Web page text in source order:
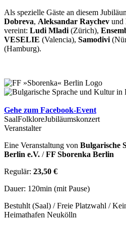
Als spezielle Gäste an diesem
Dobreva, Aleksandar Raychev und
vereint: Ludi Mladi (Zürich),
VESELIE (Valencia), Samodivi
(Hamburg).
Gehe zum Facebook-Event
SaalFolkloreJubiläumskonzert
Veranstalter
Eine Veranstaltung von Bulgarische
Berlin e.V. /FF Sborenka Berlin
Regulär: 23,50 €
Dauer: 120min (mit Pause)
Bestuhlt (Saal) / Freie Platzwahl /
Heimathafen Neukölln